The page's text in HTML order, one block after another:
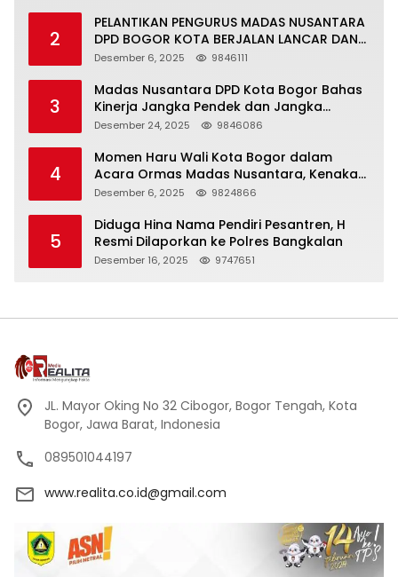
2
PELANTIKAN PENGURUS MADAS NUSANTARA
DPD BOGOR KOTA BERJALAN LANCAR DAN
KHIDMAT
Desember 6, 2025 9846111
3
Madas Nusantara DPD Kota Bogor Bahas
Kinerja Jangka Pendek dan Jangka
Panjang
Desember 24, 2025 9846086
4
Momen Haru Wali Kota Bogor dalam
Acara Ormas Madas Nusantara, Kenakan
Peci Hitam Tinggi sebagai Simbol
Desember 6, 2025 9824866
5
Diduga Hina Nama Pendiri Pesantren, H
Resmi Dilaporkan ke Polres Bangkalan
Desember 16, 2025 9747651
JL. Mayor Oking No 32 Cibogor, Bogor Tengah, Kota
Bogor, Jawa Barat, Indonesia
089501044197
www.realita.co.id@gmail.com